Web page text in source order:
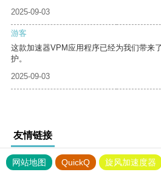
2025-09-03
游客
这款加速器VPM应用程序已经为我们带来
护。
2025-09-03
友情链接
网站地图 QuickQ 旋风加速度器